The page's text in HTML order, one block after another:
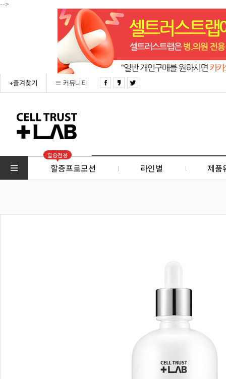
-->
+즐겨찾기 커뮤니티
할증전용
할증프로모션 라인별 제품